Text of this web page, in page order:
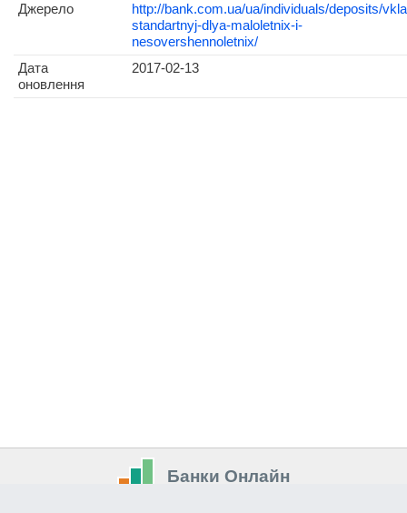
Джерело
http://bank.com.ua/ua/individuals/deposits/
standartnyj-dlya-maloletnix-i-
nesovershennoletnix/
Дата
оновлення
2017-02-13
Банки Онлайн